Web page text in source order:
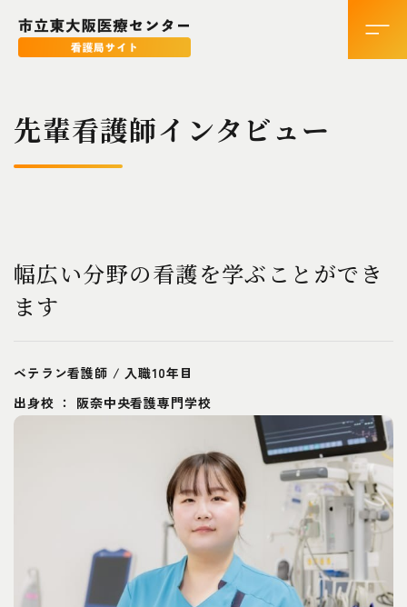
先輩看護師インタビュー
幅広い分野の看護を学ぶことができ
ます
ベテラン看護師 / 入職10年目
出身校 ： 阪奈中央看護専門学校